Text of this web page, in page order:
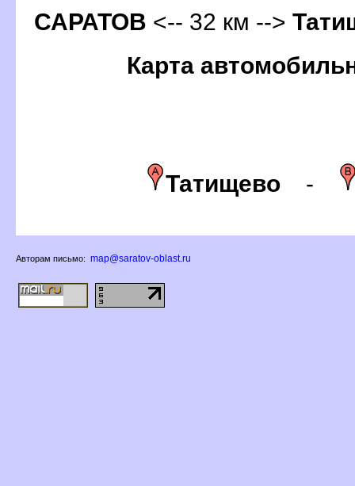
САРАТО <-- 32 км -->
Карта
Татищево-
Авторам письмо: map@saratov-oblast.ru